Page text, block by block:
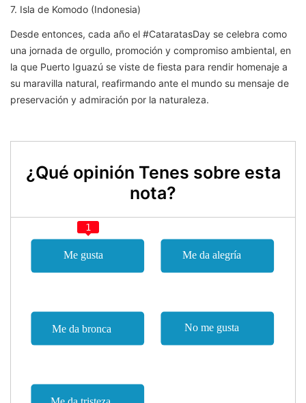
7. Isla de Komodo (Indonesia)
Desde entonces, cada año el #CataratasDay se celebra como
una jornada de orgullo, promoción y compromiso ambiental, en
la que Puerto Iguazú se viste de fiesta para rendir homenaje a
su maravilla natural, reafirmando ante el mundo su mensaje de
preservación y admiración por la naturaleza.
¿Qué opinión Tenes sobre esta
nota?
1